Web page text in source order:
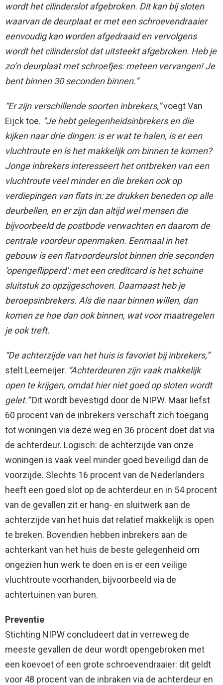
wordt het cilinderslot afgebroken. Dit kan bij sloten
waarvan de deurplaat er met een schroevendraaier
eenvoudig kan worden afgedraaid en vervolgens
wordt het cilinderslot dat uitsteekt afgebroken. Heb je
zo’n deurplaat met schroefjes: meteen vervangen! Je
bent binnen 30 seconden binnen.”
“Er zijn verschillende soorten inbrekers,”voegt Van
Eijck toe. “Je hebt gelegenheidsinbrekers en die
kijken naar drie dingen: is er wat te halen, is er een
vluchtroute en is het makkelijk om binnen te komen?
Jonge inbrekers interesseert het ontbreken van een
vluchtroute veel minder en die breken ook op
verdiepingen van flats in: ze drukken beneden op alle
deurbellen, en er zijn dan altijd wel mensen die
bijvoorbeeld de postbode verwachten en daarom de
centrale voordeur openmaken. Eenmaal in het
gebouw is een flatvoordeurslot binnen drie seconden
‘opengeflipperd’: met een creditcard is het schuine
sluitstuk zo opzijgeschoven. Daarnaast heb je
beroepsinbrekers. Als die naar binnen willen, dan
komen ze hoe dan ook binnen, wat voor maatregelen
je ook treft.
“De achterzijde van het huis is favoriet bij inbrekers,”
stelt Leemeijer. “Achterdeuren zijn vaak makkelijk
open te krijgen, omdat hier niet goed op sloten wordt
gelet.”Dit wordt bevestigd door de NIPW. Maar liefst
60 procent van de inbrekers verschaft zich toegang
tot woningen via deze weg en 36 procent doet dat via
de achterdeur. Logisch: de achterzijde van onze
woningen is vaak veel minder goed beveiligd dan de
voorzijde. Slechts 16 procent van de Nederlanders
heeft een goed slot op de achterdeur en in 54 procent
van de gevallen zit er hang- en sluitwerk aan de
achterzijde van het huis dat relatief makkelijk is open
te breken. Bovendien hebben inbrekers aan de
achterkant van het huis de beste gelegenheid om
ongezien hun werk te doen en is er een veilige
vluchtroute voorhanden, bijvoorbeeld via de
achtertuinen van buren.
Preventie
Stichting NIPW concludeert dat in verreweg de
meeste gevallen de deur wordt opengebroken met
een koevoet of een grote schroevendraaier: dit geldt
voor 48 procent van de inbraken via de achterdeur en